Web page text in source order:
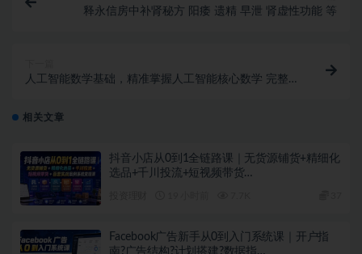
释永信房中补肾秘方 阳痿 遗精 早泄 肾虚性功能 等
人工智能数学基础，精准掌握人工智能核心数学 完整版
相关文章
抖音小店从0到1全链路课｜无货源铺货+精细化
选品+千川投流+短视频带货…
Facebook广告新手从0到入门系统课｜开户指
南?广告结构?计划搭建?数据指…